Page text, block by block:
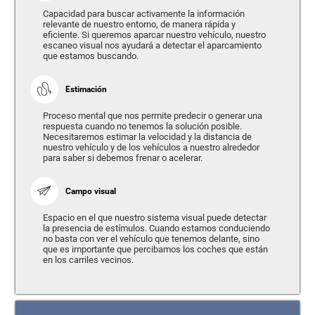
Capacidad para buscar activamente la información
relevante de nuestro entorno, de manera rápida y
eficiente. Si queremos aparcar nuestro vehículo, nuestro
escaneo visual nos ayudará a detectar el aparcamiento
que estamos buscando.
Estimación
Proceso mental que nos permite predecir o generar una
respuesta cuando no tenemos la solución posible.
Necesitaremos estimar la velocidad y la distancia de
nuestro vehículo y de los vehículos a nuestro alrededor
para saber si debemos frenar o acelerar.
Campo visual
Espacio en el que nuestro sistema visual puede detectar
la presencia de estímulos. Cuando estamos conduciendo
no basta con ver el vehículo que tenemos delante, sino
que es importante que percibamos los coches que están
en los carriles vecinos.